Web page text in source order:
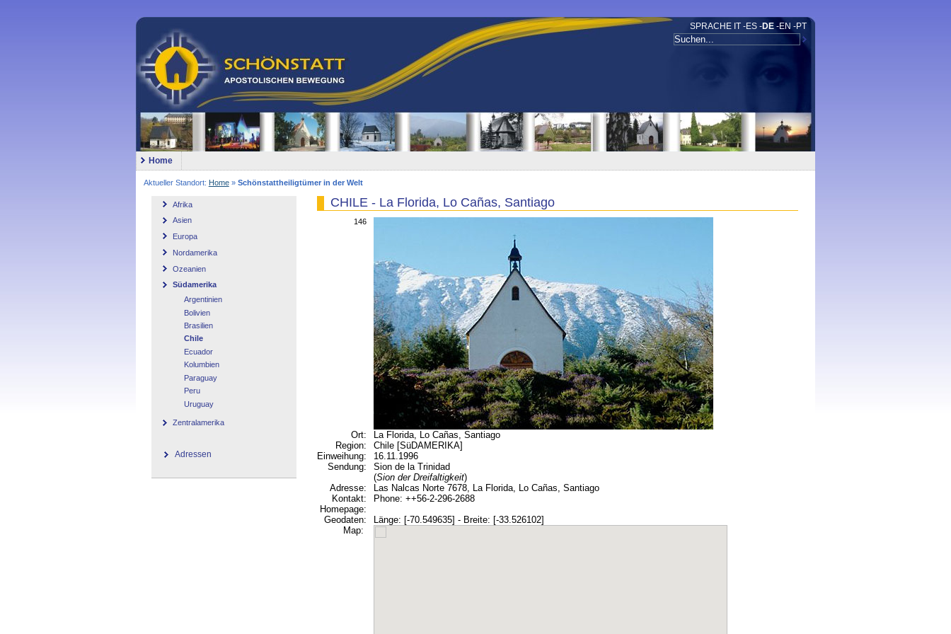
SPRACHE IT -ES -DE -EN -PT
Home
Aktueller Standort: Home» Schönstattheiligtümer in der Welt
Afrika
Asien
Europa
Nordamerika
Ozeanien
Südamerika
Argentinien
Bolivien
Brasilien
Chile
Ecuador
Kolumbien
Paraguay
Peru
Uruguay
Zentralamerika
Adressen
CHILE - La Florida, Lo Cañas, Santiago
146
Ort:
La Florida, Lo Cañas, Santiago
Region:
Chile [SüDAMERIKA]
Einweihung:
16.11.1996
Sendung:
Sion de la Trinidad
(Sion der Dreifaltigkeit)
Adresse:
Las Nalcas Norte 7678, La Florida, Lo Cañas, Santiago
Kontakt:
Phone: ++56-2-296-2688
Homepage:
Geodaten:
Länge: [-70.549635] - Breite: [-33.526102]
Map: